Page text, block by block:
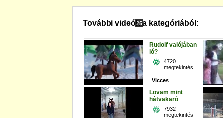
25
További videók a kategóriából:
Rudolf valójában
ló?
4720
megtekintés
Vicces
Lovam mint
hátvakaró
7932
megtekintés